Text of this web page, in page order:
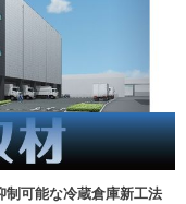
制可能な冷蔵倉庫新工法